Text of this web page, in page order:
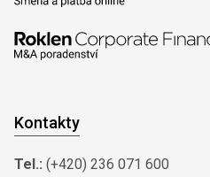
Kontakty
Tel.: (+420) 236 071 600